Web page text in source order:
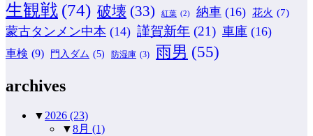
生観戦 (74) 破壊 (33) 紅葉 (2) 納車 (16) 花火 (7)
蒙古タンメン中本 (14) 謹賀新年 (21) 車庫 (16)
車検 (9) 門入ダム (5) 防湿庫 (3) 雨男 (55)
archives
▼ 2026 (23)
▼8月 (1)